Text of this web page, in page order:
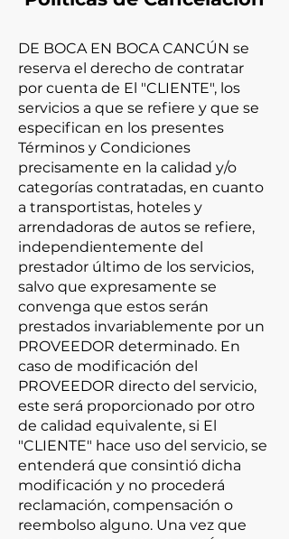
DE BOCA EN BOCA CANCÚN se
reserva el derecho de contratar
por cuenta de El "CLIENTE", los
servicios a que se refiere y que se
especifican en los presentes
Términos y Condiciones
precisamente en la calidad y/o
categorías contratadas, en cuanto
a transportistas, hoteles y
arrendadoras de autos se refiere,
independientemente del
prestador último de los servicios,
salvo que expresamente se
convenga que estos serán
prestados invariablemente por un
PROVEEDOR determinado. En
caso de modificación del
PROVEEDOR directo del servicio,
este será proporcionado por otro
de calidad equivalente, si El
"CLIENTE" hace uso del servicio, se
entenderá que consintió dicha
modificación y no procederá
reclamación, compensación o
reembolso alguno. Una vez que